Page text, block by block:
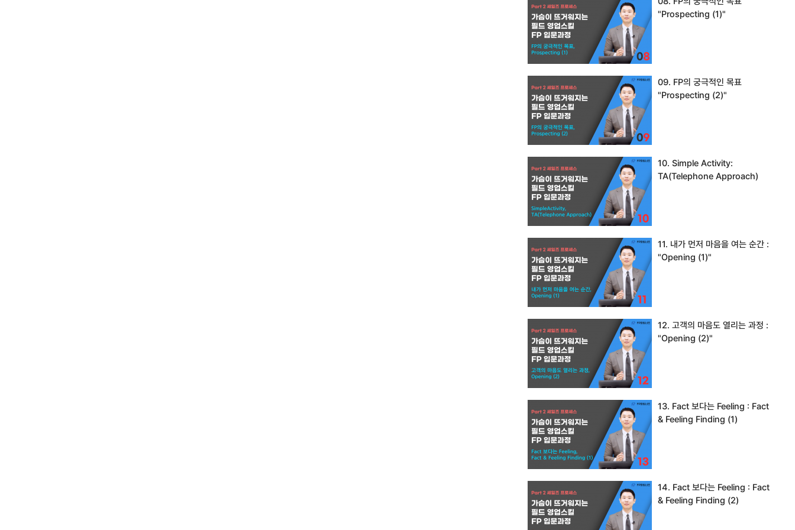
"Prospecting (1)"
09. FP의 궁극적인 목표
"Prospecting (2)"
10. Simple Activity:
TA(Telephone Approach)
11. 내가 먼저 마음을 여는 순간 :
"Opening (1)"
12. 고객의 마음도 열리는 과정 :
"Opening (2)"
13. Fact 보다는 Feeling : Fact
& Feeling Finding (1)
14. Fact 보다는 Feeling : Fact
& Feeling Finding (2)